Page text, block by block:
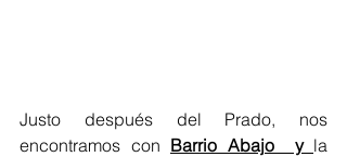
Justo después del Prado, nos
encontramos con Barrio Abajo  y la